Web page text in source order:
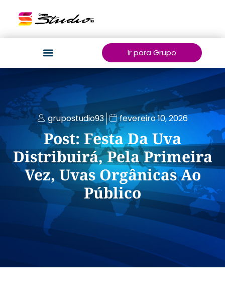
Ir para Grupo
grupostudio93 fevereiro 10, 2026
Post: Festa Da Uva
Distribuirá, Pela Primeira
Vez, Uvas Orgânicas Ao
Público